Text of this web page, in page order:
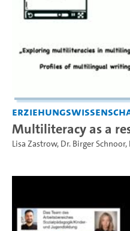
Multiliteracy as a
Lisa Zastrow, Dr. Birger Schnoor,